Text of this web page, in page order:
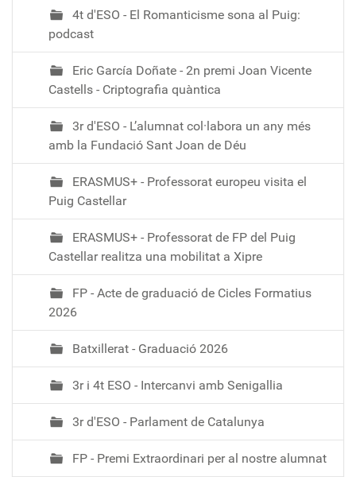
4t d'ESO - El Romanticisme sona al Puig:
podcast
Eric García Doñate - 2n premi Joan Vicente
Castells - Criptografia quàntica
3r d'ESO - L’alumnat col·labora un any més
amb la Fundació Sant Joan de Déu
ERASMUS+ - Professorat europeu visita el
Puig Castellar
ERASMUS+ - Professorat de FP del Puig
Castellar realitza una mobilitat a Xipre
FP - Acte de graduació de Cicles Formatius
2026
Batxillerat - Graduació 2026
3r i 4t ESO - Intercanvi amb Senigallia
3r d'ESO - Parlament de Catalunya
FP - Premi Extraordinari per al nostre alumnat